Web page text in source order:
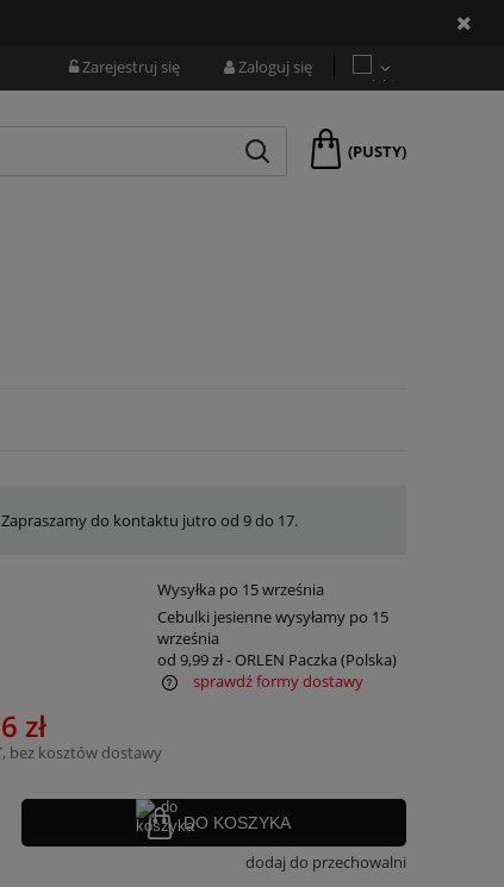
Zarejestruj się Zaloguj się
(PUSTY)
Zapraszamy do kontaktu jutro od 9 do 17.
Wysyłka po 15 września
Cebulki jesienne wysyłamy po 15
września
od 9,99 zł- ORLEN Paczka (Polska)
kosztów
sprawdź formy dostawy
zł
bez kosztów dostawy
DO KOSZYKA
dodaj do przechowalni